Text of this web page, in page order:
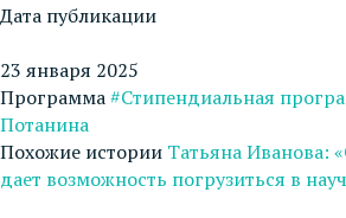
Дата публикации
23 января 2025
Программа#Стипендиальная
Потанина
Похожие истории Татьяна Иванова:
дает возможность погрузиться в